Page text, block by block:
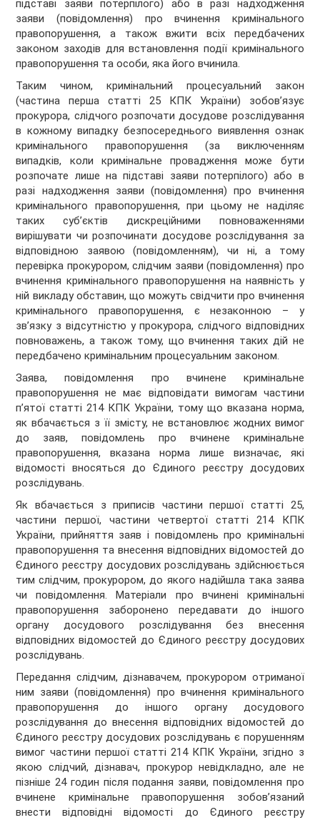
підставі заяви потерпілого) або в разі надходження
заяви (повідомлення) про вчинення кримінального
правопорушення, а також вжити всіх передбачених
законом заходів для встановлення події кримінального
правопорушення та особи, яка його вчинила.
Таким чином, кримінальний процесуальний закон
(частина перша статті 25 КПК України) зобов’язує
прокурора, слідчого розпочати досудове розслідування
в кожному випадку безпосереднього виявлення ознак
кримінального правопорушення (за виключенням
випадків, коли кримінальне провадження може бути
розпочате лише на підставі заяви потерпілого) або в
разі надходження заяви (повідомлення) про вчинення
кримінального правопорушення, при цьому не наділяє
таких суб’єктів дискреційними повноваженнями
вирішувати чи розпочинати досудове розслідування за
відповідною заявою (повідомленням), чи ні, а тому
перевірка прокурором, слідчим заяви (повідомлення) про
вчинення кримінального правопорушення на наявність у
ній викладу обставин, що можуть свідчити про вчинення
кримінального правопорушення, є незаконною – у
зв’язку з відсутністю у прокурора, слідчого відповідних
повноважень, а також тому, що вчинення таких дій не
передбачено кримінальним процесуальним законом.
Заява, повідомлення про вчинене кримінальне
правопорушення не має відповідати вимогам частини
п’ятої статті 214 КПК України, тому що вказана норма,
як вбачається з її змісту, не встановлює жодних вимог
до заяв, повідомлень про вчинене кримінальне
правопорушення, вказана норма лише визначає, які
відомості вносяться до Єдиного реєстру досудових
розслідувань.
Як вбачається з приписів частини першої статті 25,
частини першої, частини четвертої статті 214 КПК
України, прийняття заяв і повідомлень про кримінальні
правопорушення та внесення відповідних відомостей до
Єдиного реєстру досудових розслідувань здійснюється
тим слідчим, прокурором, до якого надійшла така заява
чи повідомлення. Матеріали про вчинені кримінальні
правопорушення заборонено передавати до іншого
органу досудового розслідування без внесення
відповідних відомостей до Єдиного реєстру досудових
розслідувань.
Передання слідчим, дізнавачем, прокурором отриманої
ним заяви (повідомлення) про вчинення кримінального
правопорушення до іншого органу досудового
розслідування до внесення відповідних відомостей до
Єдиного реєстру досудових розслідувань є порушенням
вимог частини першої статті 214 КПК України, згідно з
якою слідчий, дізнавач, прокурор невідкладно, але не
пізніше 24 годин після подання заяви, повідомлення про
вчинене кримінальне правопорушення зобов’язаний
внести відповідні відомості до Єдиного реєстру